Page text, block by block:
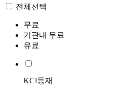
전체선택
무료
기관내 무료
유료
KCI등재